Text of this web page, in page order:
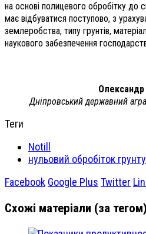
на основі полицевого обробітку до
має відбуватися поступово, з
землеробства, типу грунтів,
наукового забезпечення
Дніпровський державний
Теги
Notill
нульовий обробіток грунту
Facebook Google Plus Twitter
Схожі матеріали (за тегом)